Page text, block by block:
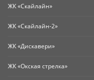
ЖК «Скайлайн»
ЖК «Скайлайн-2»
ЖК «Дискавери»
ЖК «Окская стрелка»